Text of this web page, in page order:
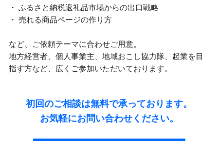
・ ふるさと納税返礼品市場からの出口戦略
・ 売れる商品ページの作り方
など、ご依頼テーマに合わせご用意。
地方経営者、個人事業主、地域おこし協力隊、起業を目
指す方など、広くご参加いただいております。
初回のご相談は無料で承っております。
お気軽にお問い合わせください。